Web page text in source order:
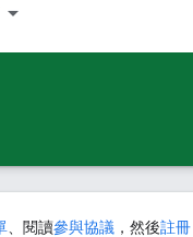
、閱讀參與協議 ，然後註冊